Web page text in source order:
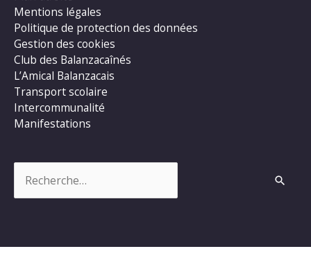
Mentions légales
Politique de protection des données
Gestion des cookies
Club des Balanzacaînés
L’Amical Balanzacais
Transport scolaire
Intercommunalité
Manifestations